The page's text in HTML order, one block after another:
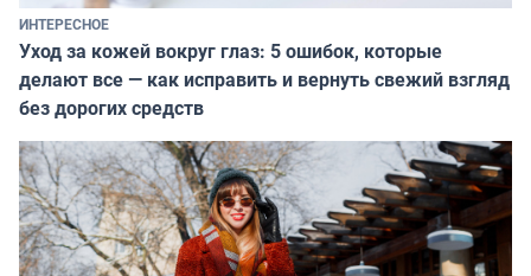
ИНТЕРЕСНОЕ
Уход за кожей вокруг глаз: 5 ошибок, которые
делают все — как исправить и вернуть свежий взгляд
без дорогих средств